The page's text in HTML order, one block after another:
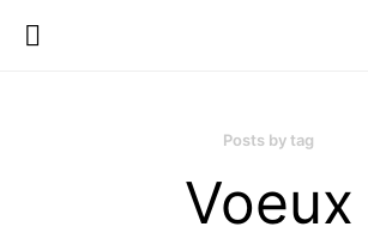
Posts by tag
Voeux